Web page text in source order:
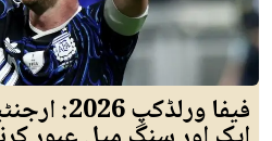
فیفا